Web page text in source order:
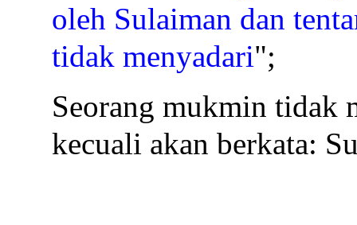
oleh Sulaiman dan
tidak menyadari";
Seorang mukmin tidak
kecuali akan berkata: